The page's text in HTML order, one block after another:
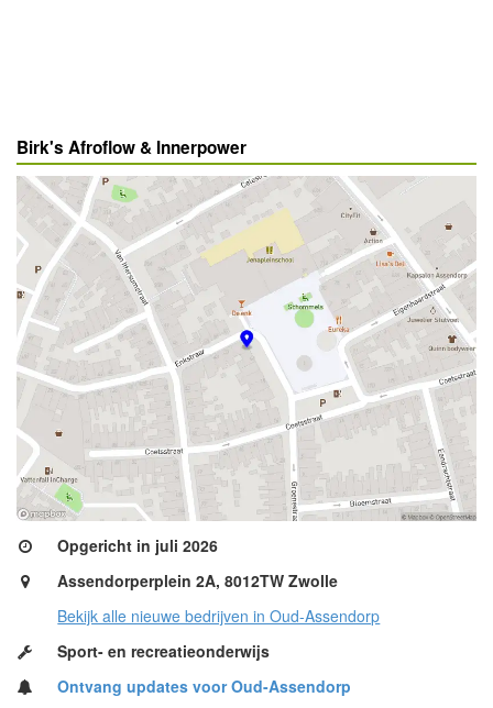
Birk's Afroflow & Innerpower
Opgericht in juli 2026
Assendorperplein 2A, 8012TW Zwolle
Bekijk alle nieuwe bedrijven in Oud-Assendorp
Sport- en recreatieonderwijs
Ontvang updates voor Oud-Assendorp